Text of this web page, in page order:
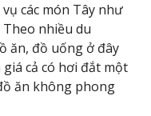
các món Tây như
nhiều du
ăn, đồ uống ở đây
cả có hơi đắt một
ăn không phong